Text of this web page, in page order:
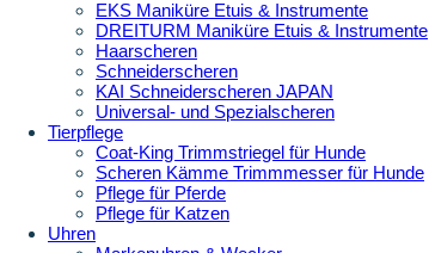
EKS Maniküre Etuis & Instrumente
DREITURM Maniküre Etuis & Instrumente
Haarscheren
Schneiderscheren
KAI Schneiderscheren JAPAN
Universal- und Spezialscheren
Tierpflege
Coat-King Trimmstriegel für Hunde
Scheren Kämme Trimmmesser für Hunde
Pflege für Pferde
Pflege für Katzen
Uhren